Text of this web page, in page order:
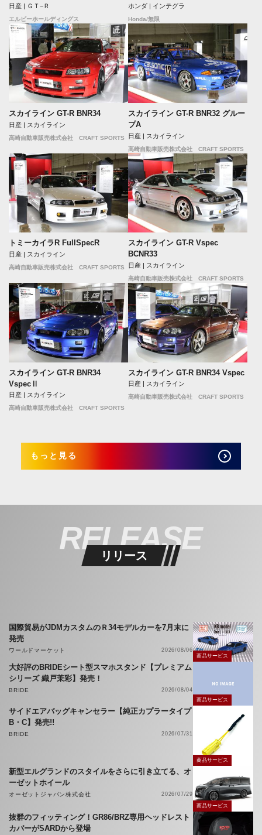
日産 | ＧＴ−Ｒ
エルビーホールディングス
ホンダ | インテグラ
Honda/無限
スカイライン GT-R BNR34
日産 | スカイライン
高崎自動車販売株式会社 CRAFT SPORTS
スカイライン GT-R BNR32 グルー
プA
日産 | スカイライン
高崎自動車販売株式会社 CRAFT SPORTS
トミーカイラR FullSpecR
日産 | スカイライン
高崎自動車販売株式会社 CRAFT SPORTS
スカイライン GT-R Vspec
BCNR33
日産 | スカイライン
高崎自動車販売株式会社 CRAFT SPORTS
スカイライン GT-R BNR34
VspecⅡ
日産 | スカイライン
高崎自動車販売株式会社 CRAFT SPORTS
スカイライン GT-R BNR34 Vspec
日産 | スカイライン
高崎自動車販売株式会社 CRAFT SPORTS
もっと見る
RELEASE
リリース
国際貿易がJDMカスタムのＲ34モデルカーを7月末に
発売
ワールドマーケット
2026/08/06
商品サービス
大好評のBRIDEシート型スマホスタンド【プレミアム
シリーズ 織戸茉彩】発売！
BRIDE
2026/08/04
商品サービス
サイドエアバッグキャンセラー【純正カプラータイプ
B・C】発売!!
BRIDE 2026/07/31
商品サービス
新型エルグランドのスタイルをさらに引き立てる、オ
ーゼットホイール
オーゼットジャパン株式会社
2026/07/29
商品サービス
抜群のフィッティング！GR86/BRZ専用ヘッドレスト
カバーがSARDから登場